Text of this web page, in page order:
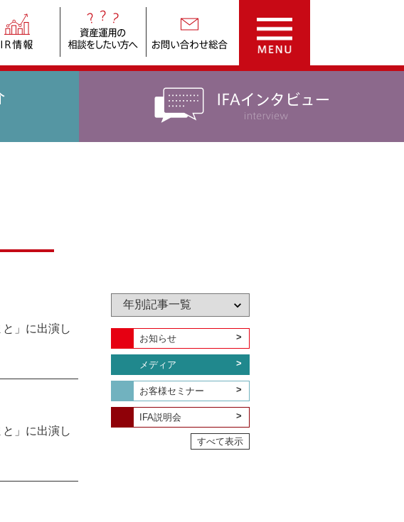
」に出演し
」に出演し
お知らせ
メディア
お客様セミナー
IFA説明会
すべて表示